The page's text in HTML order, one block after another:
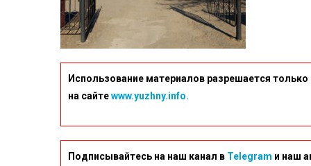
Использование материалов разрешается
на сайтеwww.yuzhny.info.
Подписывайтесь на наш канал в Telegram и наш